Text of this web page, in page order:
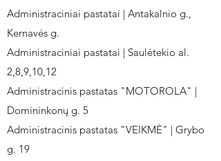
Administraciniai pastatai | Antakalnio g.,
Kernavės g.
Administraciniai pastatai | Saulėtekio al.
2,8,9,10,12
Administracinis pastatas "MOTOROLA" |
Domininkonų g. 5
Administracinis pastatas "VEIKMĖ" | Grybo
g. 19